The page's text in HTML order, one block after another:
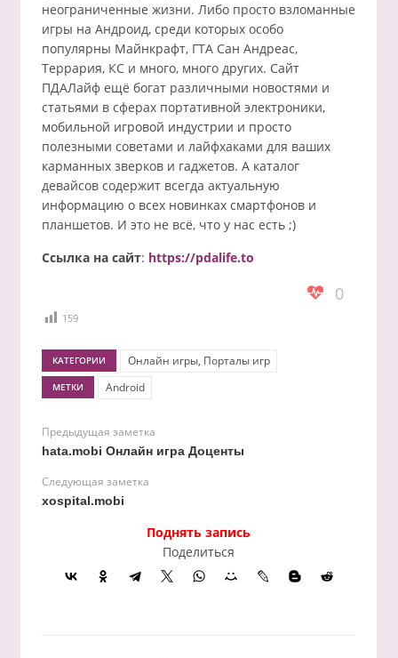
неограниченные жизни. Либо просто взломанные
игры на Андроид, среди которых особо
популярны Майнкрафт, ГТА Сан Андреас,
Террария, КС и много, много других. Сайт
ПДАЛайф ещё богат различными новостями и
статьями в сферах портативной электроники,
мобильной игровой индустрии и просто
полезными советами и лайфхаками для ваших
карманных зверков и гаджетов. А каталог
девайсов содержит всегда актуальную
информацию о всех новинках смартфонов и
планшетов. И это не всё, что у нас есть ;)
Ссылка на сайт: https://pdalife.to
0
159
КАТЕГОРИИ Онлайн игры, Порталы игр
МЕТКИ Android
Предыдущая заметка
hata.mobi Онлайн игра Доценты
Следующая заметка
xospital.mobi
Поднять запись
Поделиться